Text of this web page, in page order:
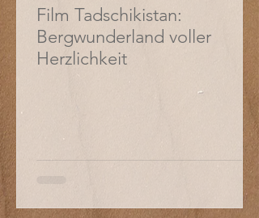
Film Tadschikistan:
Bergwunderland voller
Herzlichkeit